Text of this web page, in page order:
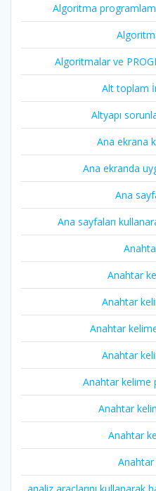
Algoritma
Algoritmalar ve
Alt toplam
Altyapı
Ana ekrana
Ana ekranda
Ana
Ana sayfaları
Anahtar
Anahtar
Anahtar
Anahtar
Anahtar kelime
Anahtar
Anahtar
analiz araçlarını kullanarak